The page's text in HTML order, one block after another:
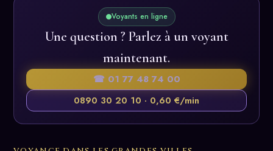
Voyants en ligne
Une question ? Parlez à un voyant
maintenant.
☎ 01 77 48 74 00
0890 30 20 10 · 0,60 €/min